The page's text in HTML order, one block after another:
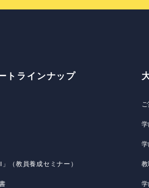
トラインナップ
（教員養成セミナー）